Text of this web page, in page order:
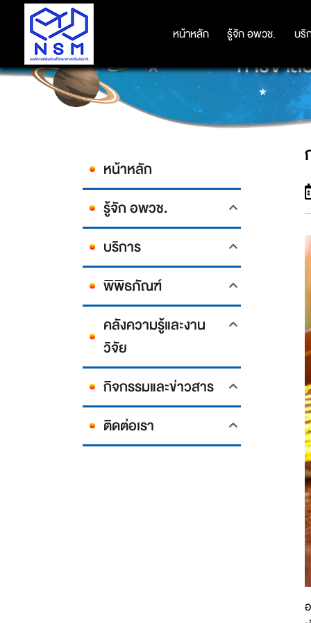
หน้าหลัก รู้จัก อพวช. บริ
หน้าหลัก รู้จัก อพวช. บริ
การจำ
หน้าหลัก
รู้จัก อพวช.
บริการ
พิพิธภัณฑ์
คลังความรู้และงาน
วิจัย
กิจกรรมและข่าวสาร
ติดต่อเรา